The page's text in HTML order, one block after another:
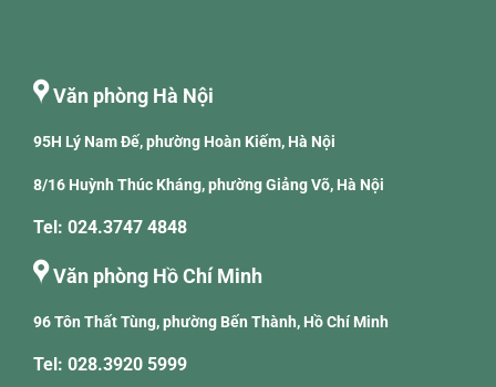
Văn phòng Hà Nội
95H Lý Nam Đế, phường Hoàn Kiếm, Hà Nội
8/16 Huỳnh Thúc Kháng, phường Giảng Võ, Hà Nội
Tel: 024.3747 4848
Văn phòng Hồ Chí Minh
96 Tôn Thất Tùng, phường Bến Thành, Hồ Chí Minh
Tel: 028.3920 5999